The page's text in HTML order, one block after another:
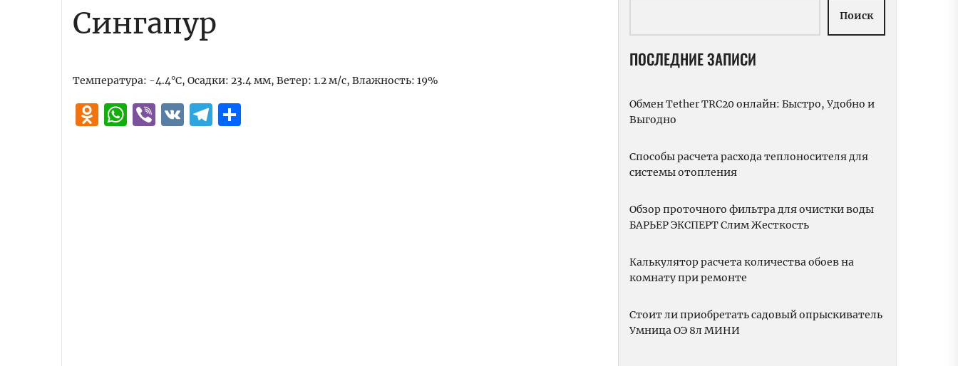
Сингапур
Температура: -4.4°C, Осадки: 23.4 мм, Ветер: 1.2 м/с, Влажность: 19%
Odnoklassniki
WhatsApp
Viber
VK Telegram
Поиск
ПОСЛЕДНИЕ ЗАПИСИ
Обмен Tether TRC20 онлайн: Быстро, Удобно и
Выгодно
Способы расчета расхода теплоносителя для
системы отопления
Обзор проточного фильтра для очистки воды
БАРЬЕР ЭКСПЕРТ Слим Жесткость
Калькулятор расчета количества обоев на
комнату при ремонте
Стоит ли приобретать садовый опрыскиватель
Умница ОЭ 8л МИНИ